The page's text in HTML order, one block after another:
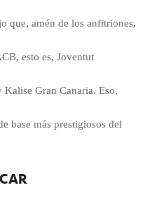
que, amén de los anfitriones,
esto es, Joventut
Kalise Gran Canaria. Eso,
base más prestigiosos del